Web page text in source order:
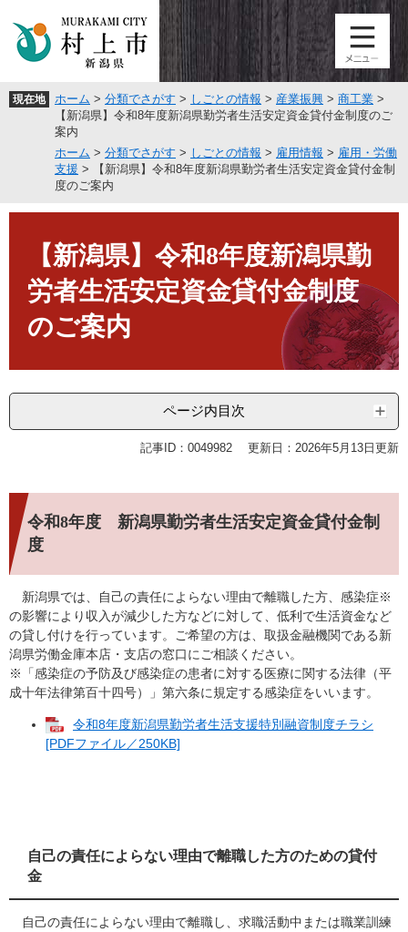
頭
飛現在地 ホーム > 分類でさがす > しごとの情報 > 産業振興 > 商工業 >
【新潟県】令和8年度新潟県勤労者生活安定資金貸付金制度のご
案内
ホーム > 分類でさがす > しごとの情報 > 雇用情報 > 雇用・労働
支援 >
【新潟県】令和8年度新潟県勤労者生活安定資金貸付金制
度のご案内
【新潟県】令和8年度新潟県勤
労者生活安定資金貸付金制度
のご案内
ページ内目次
記事ID：0049982 更新日：2026年5月13日更新
令和8年度 新潟県勤労者生活安定資金貸付金制
度
新潟県では、自己の責任によらない理由で離職した方、感染症※
の影響により収入が減少した方などに対して、低利で生活資金など
の貸し付けを行っています。ご希望の方は、取扱金融機関である新
潟県労働金庫本店・支店の窓口にご相談ください。
※「感染症の予防及び感染症の患者に対する医療に関する法律（平
成十年法律第百十四号）」第六条に規定する感染症をいいます。
令和8年度新潟県勤労者生活支援特別融資制度チラシ
[PDFファイル／250KB]
自己の責任によらない理由で離職した方のための貸付
金
自己の責任によらない理由で離職し、求職活動中または職業訓練